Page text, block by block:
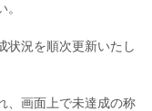
状況を順次更新いたし
、画面上で未達成の称